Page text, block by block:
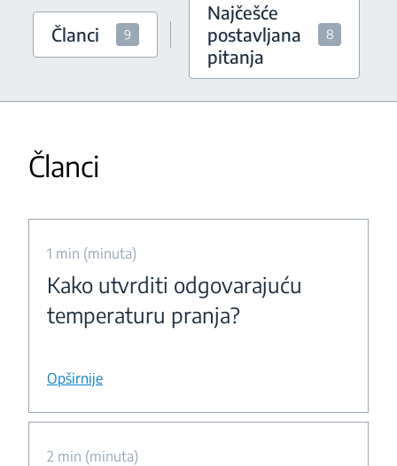
Članci 9
Najčešće
postavljana
pitanja
8
Članci
1 min (minuta)
Kako utvrditi odgovarajuću
temperaturu pranja?
Opširnije
2 min (minuta)